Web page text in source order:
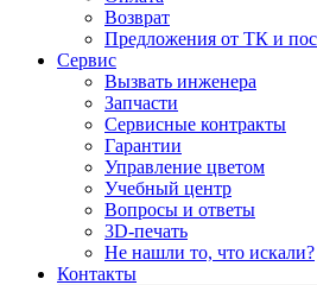
Возврат
Предложения от ТК и
Сервис
Вызвать инженера
Запчасти
Сервисные контракты
Гарантии
Управление цветом
Учебный центр
Вопросы и ответы
3D-печать
Не нашли то, что искали?
Контакты